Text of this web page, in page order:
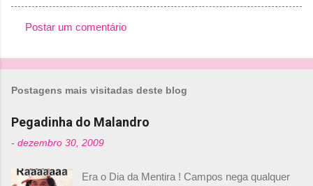
o
n
t
r
Postar um comentário
Postagens mais visitadas deste blog
Pegadinha do Malandro
- dezembro 30, 2009
Era o Dia da Mentira ! Campos nega qualquer